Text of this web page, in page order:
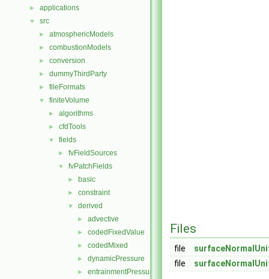
► applications
▼ src
► atmosphericModels
► combustionModels
► conversion
► dummyThirdParty
► fileFormats
▼ finiteVolume
► algorithms
► cfdTools
▼ fields
► fvFieldSources
▼ fvPatchFields
► basic
► constraint
▼ derived
► advective
► codedFixedValue
► codedMixed
► dynamicPressure
► entrainmentPressure
Files
file
file